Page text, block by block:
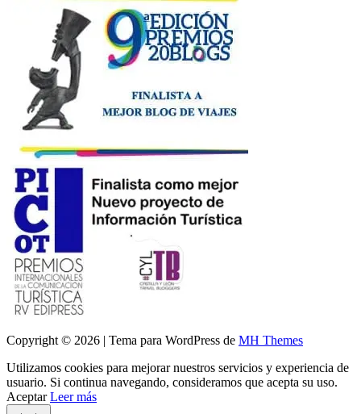
Copyright © 2026 | Tema para WordPress de MH Themes
Utilizamos cookies para mejorar nuestros servicios y experiencia de
usuario. Si continua navegando, consideramos que acepta su uso.
Aceptar Leer más